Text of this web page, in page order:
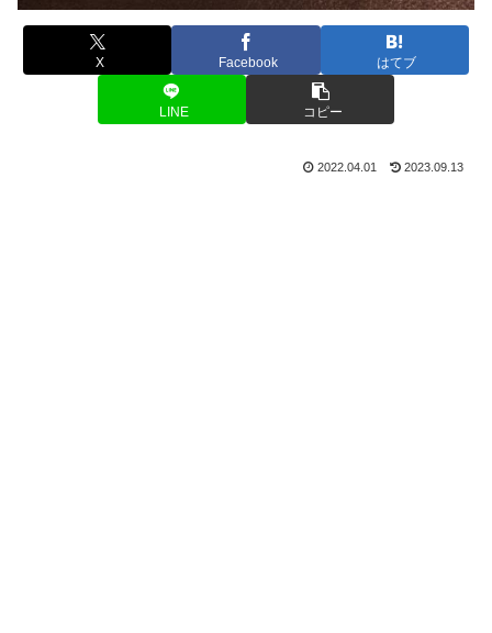
X Facebook はてブ
LINE コピー
2022.04.01 2023.09.13